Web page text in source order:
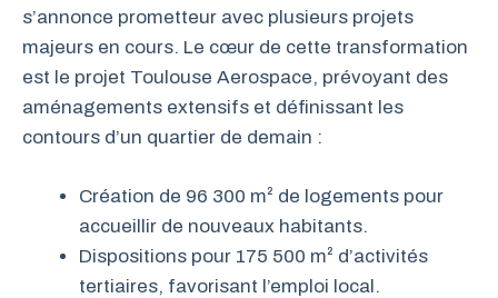
s’annonce prometteur avec plusieurs projets
majeurs en cours. Le cœur de cette transformation
est le projet Toulouse Aerospace, prévoyant des
aménagements extensifs et définissant les
contours d’un quartier de demain :
Création de 96 300 m² de logements pour
accueillir de nouveaux habitants.
Dispositions pour 175 500 m² d’activités
tertiaires, favorisant l’emploi local.